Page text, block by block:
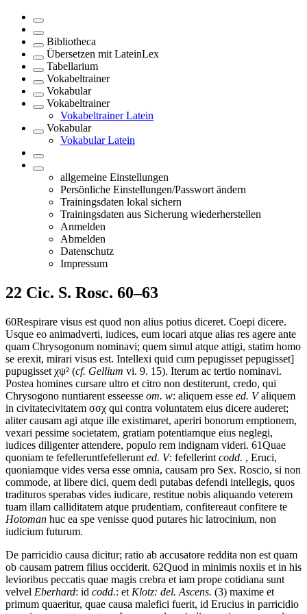
Bibliotheca
Übersetzen mit LateinLex
Tabellarium
Vokabeltrainer
Vokabular
Vokabeltrainer
Vokabeltrainer Latein
Vokabular
Vokabular Latein
allgemeine Einstellungen
Persönliche Einstellungen/Passwort ändern
Trainingsdaten lokal sichern
Trainingsdaten aus Sicherung wiederherstellen
Anmelden
Abmelden
Datenschutz
Impressum
22 Cic. S. Rosc. 60–63
60Respirare visus est quod non alius potius diceret. Coepi dicere.
Usque eo animadverti, iudices, eum iocari atque alias res agere ante
quam Chrysogonum nominavi; quem simul atque attigi, statim homo
se erexit, mirari visus est. Intellexi quid cum pepugisset pepugisset]
pupugisset χψ² (cf. Gellium vi. 9. 15). Iterum ac tertio nominavi.
Postea homines cursare ultro et citro non destiterunt, credo, qui
Chrysogono nuntiarent esseesse om. w: aliquem esse ed. V aliquem
in civitatecivitatem σσχ qui contra voluntatem eius dicere auderet;
aliter causam agi atque ille existimaret, aperiri bonorum emptionem,
vexari pessime societatem, gratiam potentiamque eius neglegi,
iudices diligenter attendere, populo rem indignam videri. 61Quae
quoniam te fefelleruntfefellerunt ed. V: fefellerint codd. , Eruci,
quoniamque vides versa esse omnia, causam pro Sex. Roscio, si non
commode, at libere dici, quem dedi putabas defendi intellegis, quos
tradituros sperabas vides iudicare, restitue nobis aliquando veterem
tuam illam calliditatem atque prudentiam, confitereaut confitere te
Hotoman huc ea spe venisse quod putares hic latrocinium, non
iudicium futurum.
De parricidio causa dicitur; ratio ab accusatore reddita non est quam
ob causam patrem filius occiderit. 62Quod in minimis noxiis et in his
levioribus peccatis quae magis crebra et iam prope cotidiana sunt
velvel Eberhard: id codd.: et Klotz: del. Ascens. (3) maxime et
primum quaeritur, quae causa malefici fuerit, id Erucius in parricidio